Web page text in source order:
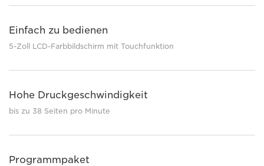
Einfach zu bedienen
5-Zoll LCD-Farbbildschirm mit Touchfunktion
Hohe Druckgeschwindigkeit
bis zu 38 Seiten pro Minute
Programmpaket